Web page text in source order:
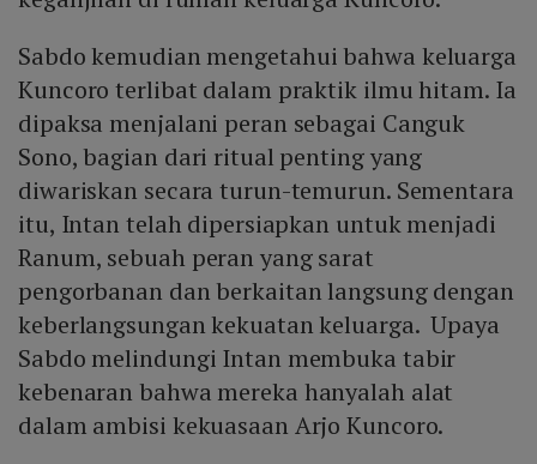
Sabdo kemudian mengetahui bahwa keluarga
Kuncoro terlibat dalam praktik ilmu hitam. Ia
dipaksa menjalani peran sebagai Canguk
Sono, bagian dari ritual penting yang
diwariskan secara turun-temurun. Sementara
itu, Intan telah dipersiapkan untuk menjadi
Ranum, sebuah peran yang sarat
pengorbanan dan berkaitan langsung dengan
keberlangsungan kekuatan keluarga. Upaya
Sabdo melindungi Intan membuka tabir
kebenaran bahwa mereka hanyalah alat
dalam ambisi kekuasaan Arjo Kuncoro.